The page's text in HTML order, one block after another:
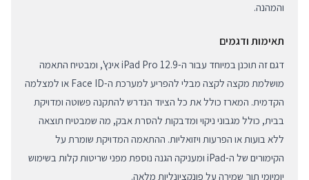
והמהנה.
תאימות ודגמים
דגם זה תוכנן במיוחד עבור ה-iPad Pro 12.9 אינץ', ומבטיח התאמה
מושלמת מקצה לקצה מבלי להפריע למערכת ה-Face ID או למצלמה
הקדמית. המארז כולל את כל הציוד הנדרש להתקנה פשוטה ומדויקת
בבית, כולל מגבוני ניקוי ומדבקות להסרת אבק, מה שמבטיח תוצאה
ללא בועות או הפרעות ויזואליות. ההתאמה המדויקת שומרת על
הקימורים של ה-iPad ומעניקה הגנה נוספת מפני שריטות קלות בשימוש
יומיומי תוך שמירה על פונקציונליות מלאה.